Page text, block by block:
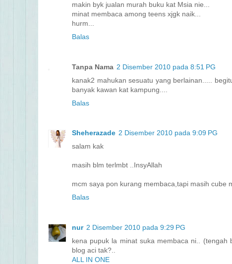
makin byk jualan murah buku kat Msia nie...
minat membaca among teens xjgk naik...
hurm...
Balas
Tanpa Nama 2 Disember 2010 pada 8:51 PG
kanak2 mahukan sesuatu yang berlainan.....
banyak kawan kat kampung....
Balas
Sheherazade 2 Disember 2010 pada 9:09 PG
salam kak
masih blm terlmbt ..InsyAllah
mcm saya pon kurang membaca,tapi masih cube
Balas
nur 2 Disember 2010 pada 9:29 PG
kena pupuk la minat suka membaca ni..
blog aci tak?..
ALL IN ONE